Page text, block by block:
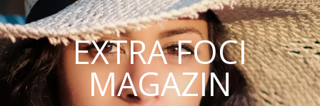
EXTRA FOCI
MAGAZIN